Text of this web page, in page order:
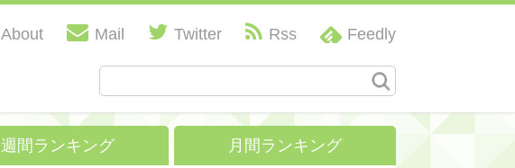
About Mail Twitter Rss Feedly
週間ランキング 月間ランキング